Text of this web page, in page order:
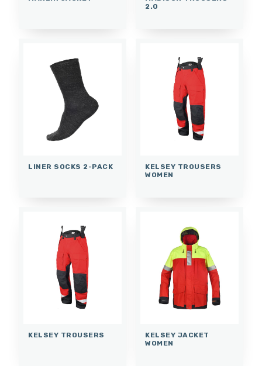
2.0
LINER SOCKS 2-PACK
KELSEY TROUSERS
WOMEN
KELSEY TROUSERS
KELSEY JACKET
WOMEN